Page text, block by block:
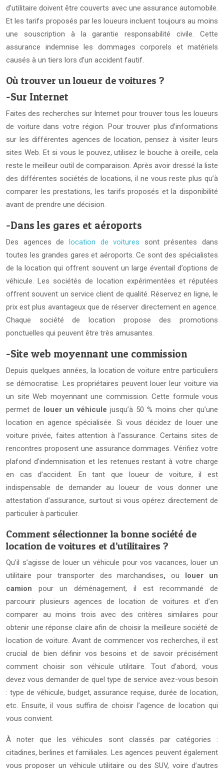
d’utilitaire doivent être couverts avec une assurance automobile.
Et les tarifs proposés par les loueurs incluent toujours au moins
une souscription à la garantie responsabilité civile. Cette
assurance indemnise les dommages corporels et matériels
causés à un tiers lors d’un accident fautif.
Où trouver un loueur de voitures ?
-Sur Internet
Faites des recherches sur Internet pour trouver tous les loueurs
de voiture dans votre région. Pour trouver plus d’informations
sur les différentes agences de location, pensez à visiter leurs
sites Web. Et si vous le pouvez, utilisez le bouche à oreille, cela
reste le meilleur outil de comparaison. Après avoir dressé la liste
des différentes sociétés de locations, il ne vous reste plus qu’à
comparer les prestations, les tarifs proposés et la disponibilité
avant de prendre une décision.
-Dans les gares et aéroports
Des agences de location de voitures sont présentes dans
toutes les grandes gares et aéroports. Ce sont des spécialistes
de la location qui offrent souvent un large éventail d’options de
véhicule. Les sociétés de location expérimentées et réputées
offrent souvent un service client de qualité. Réservez en ligne, le
prix est plus avantageux que de réserver directement en agence.
Chaque société de location propose des promotions
ponctuelles qui peuvent être très amusantes.
-Site web moyennant une commission
Depuis quelques années, la location de voiture entre particuliers
se démocratise. Les propriétaires peuvent louer leur voiture via
un site Web moyennant une commission. Cette formule vous
permet de louer un véhicule jusqu’à 50 % moins cher qu’une
location en agence spécialisée. Si vous décidez de louer une
voiture privée, faites attention à l’assurance. Certains sites de
rencontres proposent une assurance dommages. Vérifiez votre
plafond d’indemnisation et les retenues restant à votre charge
en cas d’accident. En tant que loueur de voiture, il est
indispensable de demander au loueur de vous donner une
attestation d’assurance, surtout si vous opérez directement de
particulier à particulier.
Comment sélectionner la bonne société de
location de voitures et d’utilitaires ?
Qu’il s’agisse de louer un véhicule pour vos vacances, louer un
utilitaire pour transporter des marchandises,ou louer un
camion pour un déménagement, il est recommandé de
parcourir plusieurs agences de location de voitures et d’en
comparer au moins trois avec des critères similaires pour
obtenir une réponse claire afin de choisir la meilleure société de
location de voiture. Avant de commencer vos recherches, il est
crucial de bien définir vos besoins et de savoir précisément
comment choisir son véhicule utilitaire. Tout d’abord, vous
devez vous demander de quel type de service avez-vous besoin
: type de véhicule, budget, assurance requise, durée de location,
etc. Ensuite, il vous suffira de choisir l’agence de location qui
vous convient.
À noter que les véhicules sont classés par catégories :
citadines, berlines et familiales. Les agences peuvent également
vous proposer un véhicule utilitaire ou des SUV, voire d’autres